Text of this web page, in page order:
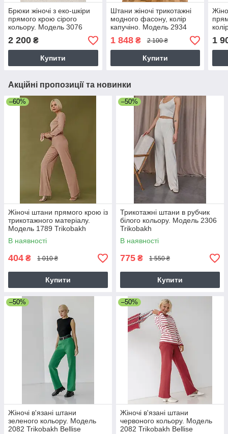
Брюки жіночі з еко-шкіри
прямого крою сірого
кольору. Модель 3076
2 200 ₴
Купити
Штани жіночі трикотажні
модного фасону, колір
капучіно. Модель 2934
Trikobakh
1 848₴ 2 100 ₴
Купити
1
Акційні пропозиції та новинки
–60%
Жіночі штани прямого крою із
трикотажного матеріалу.
Модель 1789 Trikobakh
Бежевий.
В наявності
404 ₴ 1 010 ₴
Купити
–50%
Трикотажні штани в рубчик
білого кольору. Модель 2306
Trikobakh
В наявності
775 ₴ 1 550 ₴
Купити
–50%
Жіночі в'язані штани
зеленого кольору. Модель
2082 Trikobakh Bellise
–50%
Жіночі в'язані штани
червоного кольору. Модель
2082 Trikobakh Bellise